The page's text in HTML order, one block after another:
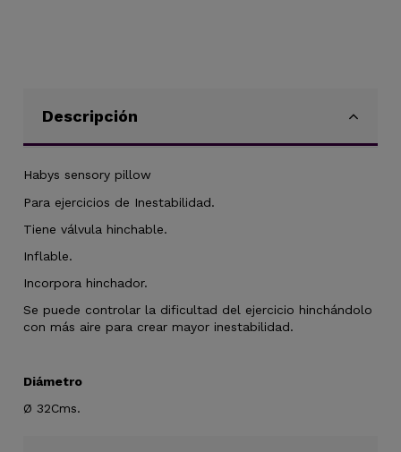
Descripción
Habys sensory pillow
Para ejercicios de Inestabilidad.
Tiene válvula hinchable.
Inflable.
Incorpora hinchador.
Se puede controlar la dificultad del ejercicio hinchándolo
con más aire para crear mayor inestabilidad.
Diámetro
Ø 32Cms.